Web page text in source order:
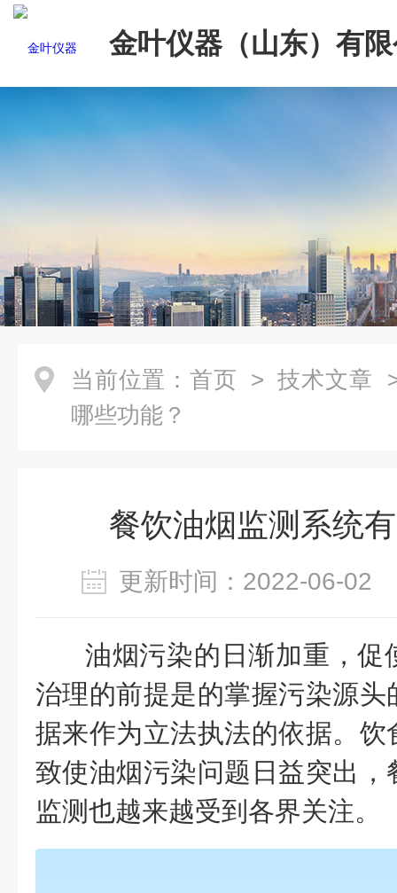
金叶仪器（山东）有
当前位置： 首页 > 技术文章
哪些功能？
餐饮油烟监测系统
更新时间：2022-06-
油烟污染的日渐加重，促
治理的前提是的掌握污染源
据来作为立法执法的依据。
致使油烟污染问题日益突出
监测也越来越受到各界关注。